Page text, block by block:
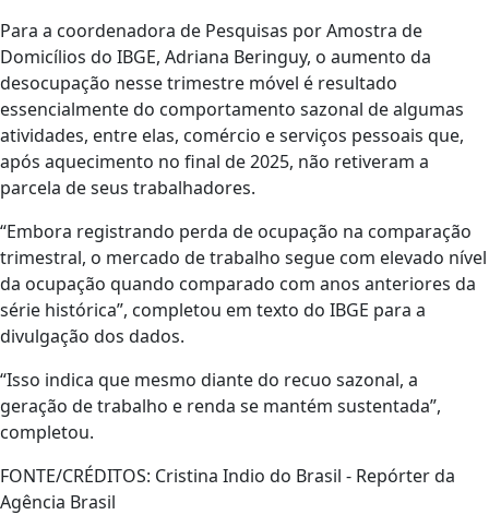
Para a coordenadora de Pesquisas por Amostra de
Domicílios do IBGE, Adriana Beringuy, o aumento da
desocupação nesse trimestre móvel é resultado
essencialmente do comportamento sazonal de algumas
atividades, entre elas, comércio e serviços pessoais que,
após aquecimento no final de 2025, não retiveram a
parcela de seus trabalhadores.
“Embora registrando perda de ocupação na comparação
trimestral, o mercado de trabalho segue com elevado nível
da ocupação quando comparado com anos anteriores da
série histórica”, completou em texto do IBGE para a
divulgação dos dados.
“Isso indica que mesmo diante do recuo sazonal, a
geração de trabalho e renda se mantém sustentada”,
completou.
FONTE/CRÉDITOS: Cristina Indio do Brasil - Repórter da
Agência Brasil